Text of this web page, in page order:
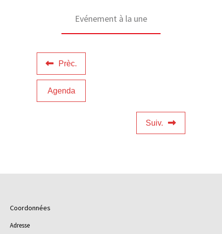
Evénement à la une
Prèc.
Agenda
Suiv.
Coordonnées
Adresse